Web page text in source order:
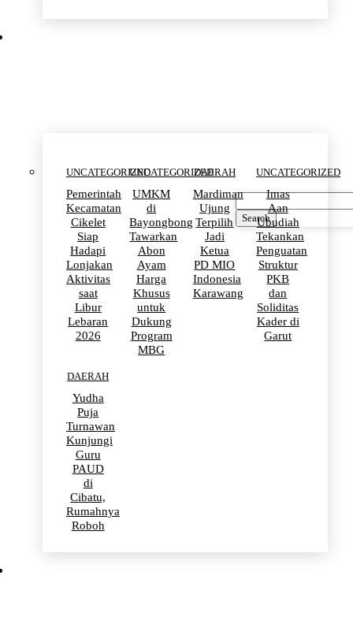
UNCATEGORIZED
Pemerintah
Kecamatan
Cikelet
Siap
Hadapi
Lonjakan
Aktivitas
saat
Libur
Lebaran
2026
UNCATEGORIZED
UMKM
di
Bayongbong
Tawarkan
Abon
Ayam
Harga
Khusus
untuk
Dukung
Program
MBG
DAERAH
Mardiman
Ujung
Terpilih
Jadi
Ketua
PD MIO
Indonesia
Karawang
UNCATEGORIZED
Imas
Aan
Ubudiah
Tekankan
Penguatan
Struktur
PKB
dan
Soliditas
Kader di
Garut
DAERAH
Yudha
Puja
Turnawan
Kunjungi
Guru
PAUD
di
Cibatu,
Rumahnya
Roboh
Search